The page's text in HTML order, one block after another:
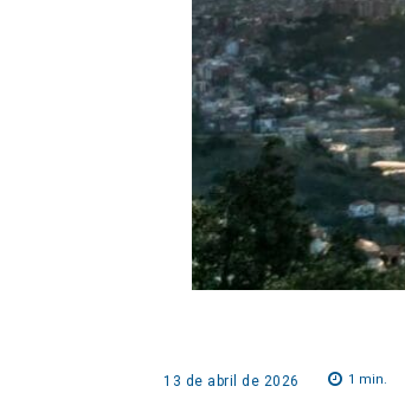
13 de abril de 2026 1 min.